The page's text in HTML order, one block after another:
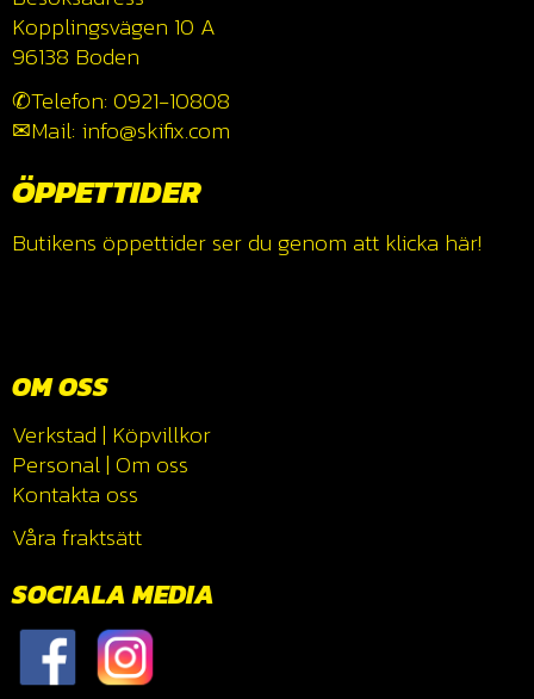
Kopplingsvägen 10 A
96138 Boden
✆Telefon: 0921-10808
✉Mail: info@skifix.com
ÖPPETTIDER
Butikens öppettider ser du genom att klicka här!
OM OSS
Verkstad | Köpvillkor
Personal| Om oss
Kontakta oss
Våra fraktsätt
SOCIALA MEDIA